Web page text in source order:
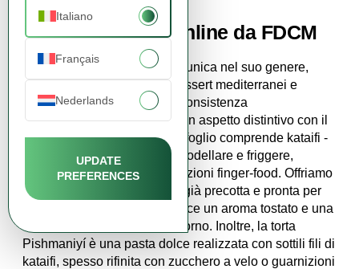
Italiano
Français
Nederlands
UPDATE
PREFERENCES
Acquista Kataifi online da FDCM
kataifiè una pasta tagliata unica nel suo genere,
ampiamente utilizzata nei dessert mediterranei e
mediorientali, che offre una consistenza
deliziosamente croccante e un aspetto distintivo con il
minimo sforzo. Il nostro portafoglio comprende kataifi -
pasta congelata, pronta da modellare e friggere,
perfetta per dessert e applicazioni finger-food. Offriamo
anche
, già precotta e pronta per
l'uso immediato, che conferisce un aroma tostato e una
finitura dorata ai prodotti da forno. Inoltre, la torta
Pishmaniyí è una pasta dolce realizzata con sottili fili di
kataifi, spesso rifinita con zucchero a velo o guarnizioni